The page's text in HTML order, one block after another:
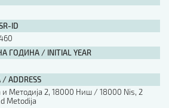
ID
ГОДИНА / INITIAL YEAR
ADDRESS
Методија 2, 18000 Ниш / 18000 Nis, 2
Metodija